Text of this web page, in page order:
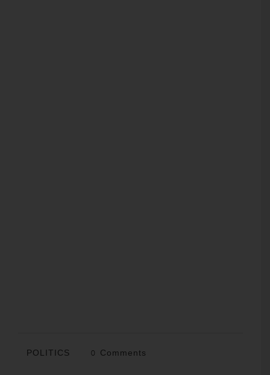
POLITICS 0 Comments